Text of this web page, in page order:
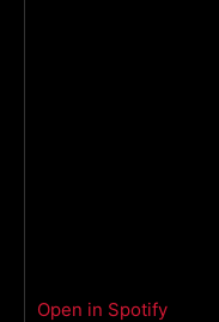
Open in Spotify